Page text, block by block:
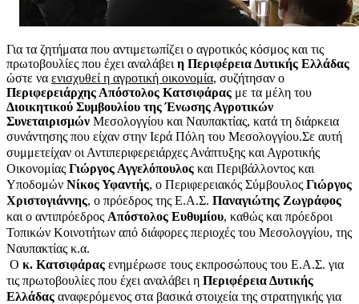
Για τα ζητήματα που αντιμετωπίζει ο αγροτικός κόσμος και τις
πρωτοβουλίες που έχει αναλάβει η Περιφέρεια Δυτικής Ελλάδας
ώστε να ενισχυθεί η αγροτική οικονομία, συζήτησαν ο
Περιφερειάρχης Απόστολος Κατσιφάρας με τα μέλη του
Διοικητικού Συμβουλίου της Ένωσης Αγροτικών
Συνεταιρισμών Μεσολογγίου και Ναυπακτίας, κατά τη διάρκεια
συνάντησης που είχαν στην Ιερά Πόλη του Μεσολογγίου.Σε αυτή
συμμετείχαν οι Αντιπεριφερειάρχες Ανάπτυξης και Αγροτικής
Οικονομίας Γιώργος Αγγελόπουλος και Περιβάλλοντος και
Υποδομών Νίκος Υφαντής, ο Περιφερειακός Σύμβουλος Γιώργος
Χριστογιάννης, ο πρόεδρος της Ε.Α.Σ. Παναγιώτης Ζωγράφος
και ο αντιπρόεδρος Απόστολος Ευθυμίου, καθώς και πρόεδροι
Τοπικών Κοινοτήτων από διάφορες περιοχές του Μεσολογγίου, της
Ναυπακτίας κ.α.
Ο κ. Κατσιφάρας ενημέρωσε τους εκπροσώπους του Ε.Α.Σ. για
τις πρωτοβουλίες που έχει αναλάβει η Περιφέρεια Δυτικής
Ελλάδας αναφερόμενος στα βασικά στοιχεία της στρατηγικής για